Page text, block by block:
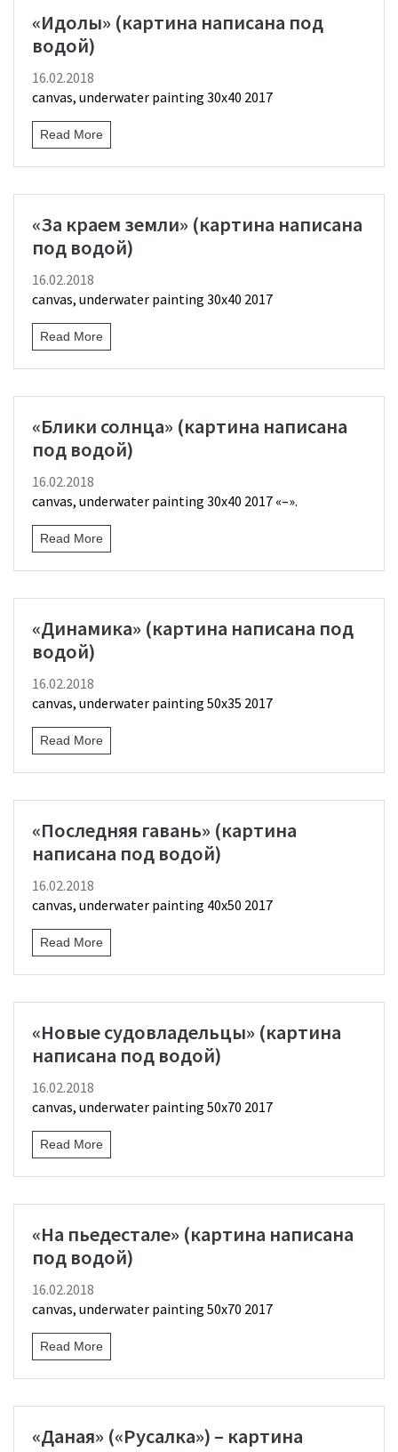
«Идолы» (картина написана под
водой)
16.02.2018
canvas, underwater painting 30х40 2017
Read More
«За краем земли» (картина написана
под водой)
16.02.2018
canvas, underwater painting 30х40 2017
Read More
«Блики солнца» (картина написана
под водой)
16.02.2018
canvas, underwater painting 30х40 2017 «–».
Read More
«Динамика» (картина написана под
водой)
16.02.2018
canvas, underwater painting 50х35 2017
Read More
«Последняя гавань» (картина
написана под водой)
16.02.2018
canvas, underwater painting 40х50 2017
Read More
«Новые судовладельцы» (картина
написана под водой)
16.02.2018
canvas, underwater painting 50х70 2017
Read More
«На пьедестале» (картина написана
под водой)
16.02.2018
canvas, underwater painting 50х70 2017
Read More
«Даная» («Русалка») – картина